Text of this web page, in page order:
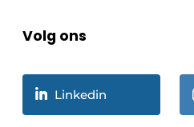
Volg ons
Linkedin